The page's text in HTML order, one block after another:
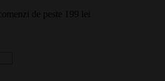
de peste 199 lei